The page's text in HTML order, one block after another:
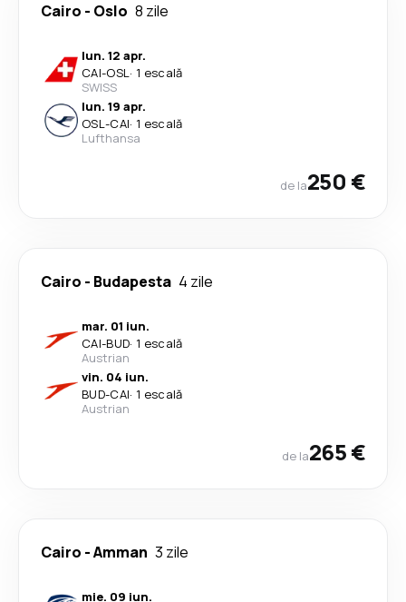
Cairo - Oslo 8 zile
lun. 12 apr.
CAI-OSL· 1 escală
SWISS
lun. 19 apr.
OSL-CAI· 1 escală
Lufthansa
de la250 €
Cairo - Budapesta 4 zile
mar. 01 iun.
CAI-BUD· 1 escală
Austrian
vin. 04 iun.
BUD-CAI· 1 escală
Austrian
de la265 €
Cairo -Amman 3 zile
mie. 09 iun.